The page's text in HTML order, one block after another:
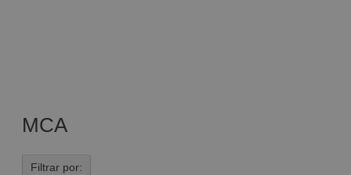
MCA
Filtrar por: